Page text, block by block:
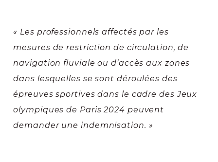
« Les professionnels affectés par les
mesures de restriction de circulation, de
navigation fluviale ou d’accès aux zones
dans lesquelles se sont déroulées des
épreuves sportives dans le cadre des Jeux
olympiques de Paris 2024 peuvent
demander une indemnisation. »